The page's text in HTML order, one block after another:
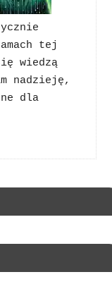
tej
wiedzą
nadzieję,
dla